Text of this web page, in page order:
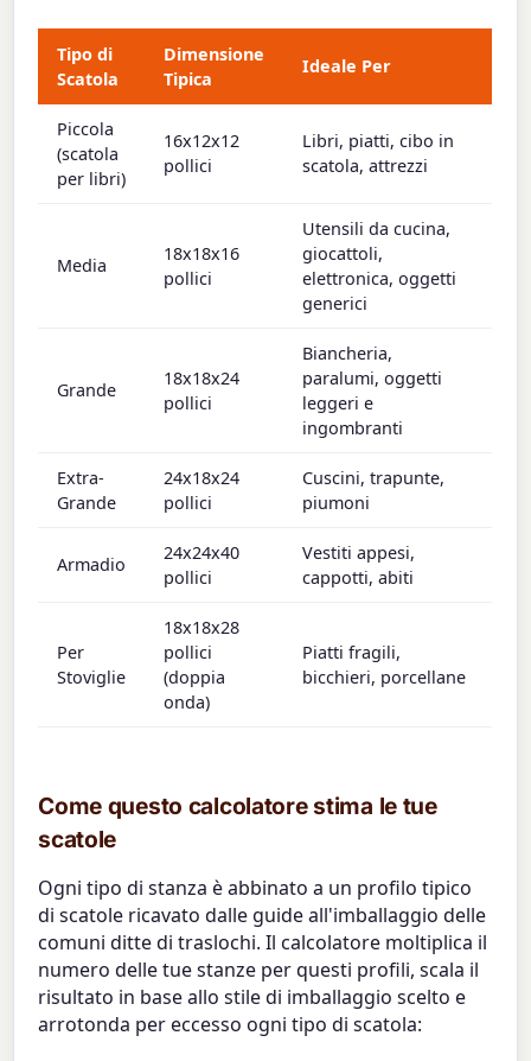
Tipo di
Scatola
Dimensione
Tipica
Ideale Per
Piccola
(scatola
per libri)
16x12x12
pollici
Libri, piatti, cibo in
scatola, attrezzi
Media
18x18x16
pollici
Utensili da cucina,
giocattoli,
elettronica, oggetti
generici
Grande
18x18x24
pollici
Biancheria,
paralumi, oggetti
leggeri e
ingombranti
Extra-
Grande
24x18x24
pollici
Cuscini, trapunte,
piumoni
Armadio
24x24x40
pollici
Vestiti appesi,
cappotti, abiti
Per
Stoviglie
18x18x28
pollici
(doppia
onda)
Piatti fragili,
bicchieri, porcellane
Come questo calcolatore stima le tue
scatole
Ogni tipo di stanza è abbinato a un profilo tipico
di scatole ricavato dalle guide all'imballaggio delle
comuni ditte di traslochi. Il calcolatore moltiplica il
numero delle tue stanze per questi profili, scala il
risultato in base allo stile di imballaggio scelto e
arrotonda per eccesso ogni tipo di scatola: